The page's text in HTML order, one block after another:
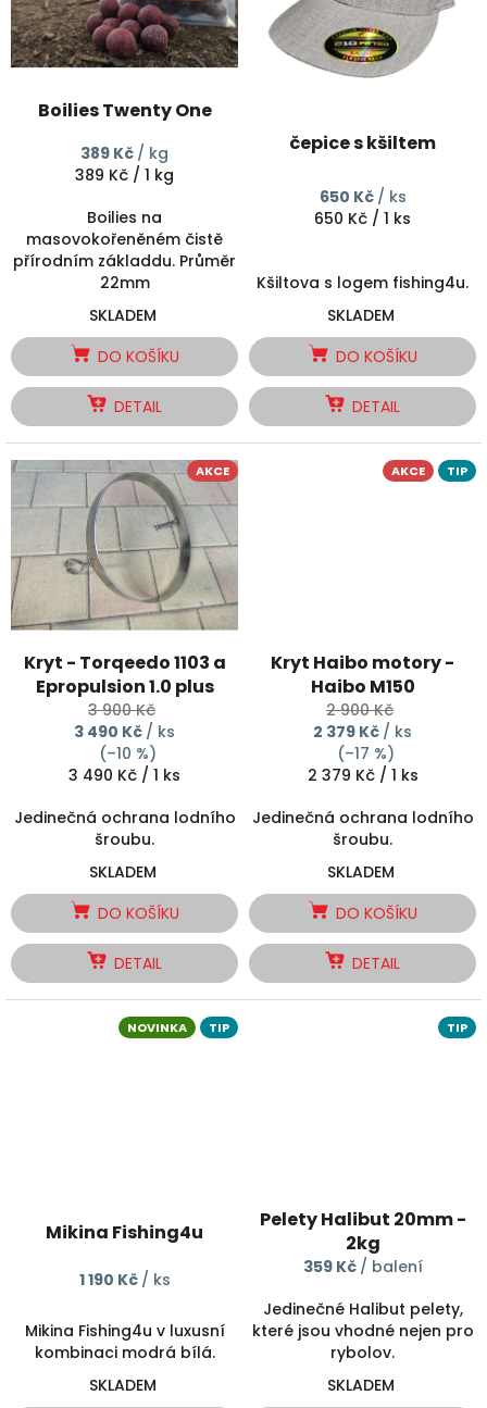
u
k
t
s
p
r
Boilies Twenty One
389 Kč / kg
Měrná
389 Kč / 1 kg
Boilies na
masovokořeněném čistě
přírodním základdu. Průměr
22mm
SKLADEM
DO KOŠÍKU
DETAIL
čepice s kšiltem
650 Kč / ks
Měrná
650 Kč / 1 ks
Kšiltova s logem fishing4u.
SKLADEM
DO KOŠÍKU
DETAIL
AKCE
Kryt - Torqeedo 1103 a
Epropulsion 1.0 plus
3 900 Kč
3 490 Kč / ks
(–10 %)
Měrná
3 490 Kč / 1 ks
Jedinečná ochrana lodního
šroubu.
SKLADEM
DO KOŠÍKU
DETAIL
AKCE TIP
Kryt Haibo motory -
Haibo M150
2 900 Kč
2 379 Kč / ks
(–17 %)
Měrná
2 379 Kč / 1 ks
Jedinečná ochrana lodního
šroubu.
SKLADEM
DO KOŠÍKU
DETAIL
NOVINKA TIP
Mikina Fishing4u
1 190 Kč / ks
Mikina Fishing4u v luxusní
kombinaci modrá bílá.
SKLADEM
TIP
Pelety Halibut 20mm -
2kg
359 Kč / balení
Jedinečné Halibut pelety,
které jsou vhodné nejen pro
rybolov.
SKLADEM